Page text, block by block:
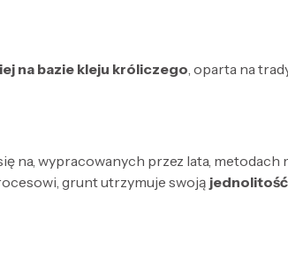
na bazie kleju króliczego , oparta na
na, wypracowanych przez lata, metodach
grunt utrzymuje swoją jednolitość